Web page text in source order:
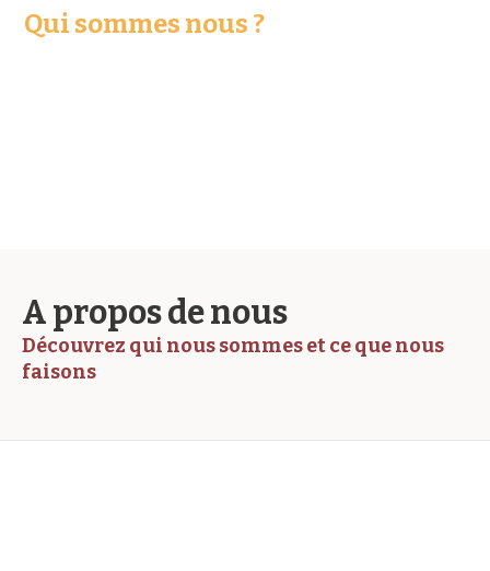
Qui sommes nous ?
A propos de nous
Découvrez qui nous sommes et ce que nous
faisons